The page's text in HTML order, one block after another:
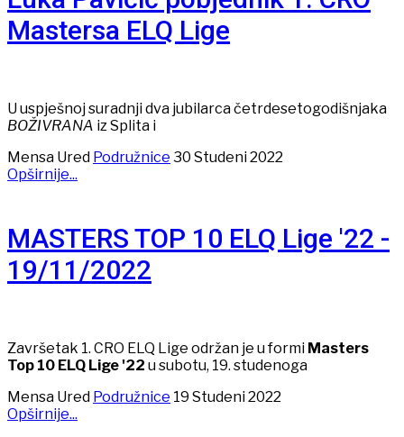
Mastersa ELQ Lige
U uspješnoj suradnji dva jubilarca četrdesetogodišnjaka
BOŽIVRANA iz Splita i
Mensa Ured Podružnice 30 Studeni 2022
Opširnije...
MASTERS TOP 10 ELQ Lige '22 -
19/11/2022
Završetak 1. CRO ELQ Lige održan je u formi Masters
Top 10 ELQ Lige '22 u subotu, 19. studenoga
Mensa Ured Podružnice 19 Studeni 2022
Opširnije...